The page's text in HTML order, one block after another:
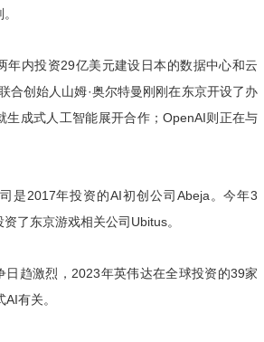
年内投资29亿美元建设日本的数据中心和云
合创始人山姆·奥尔特曼刚刚在东京开设了办
生成式人工智能展开合作；OpenAI则正在与
是2017年投资的AI初创公司Abeja。今年3
了东京游戏相关公司Ubitus。
日趋激烈，2023年英伟达在全球投资的39家
有关。